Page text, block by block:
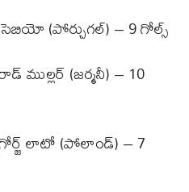
(పోర్చుగల్) – 9 గోల్స్
ముల్లర్ (జర్మనీ) – 10
లాటో (పోలాండ్) – 7